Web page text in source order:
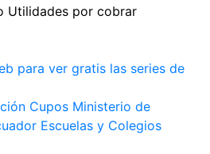
para ver gratis las series de
Cupos Ministerio de
Escuelas y Colegios